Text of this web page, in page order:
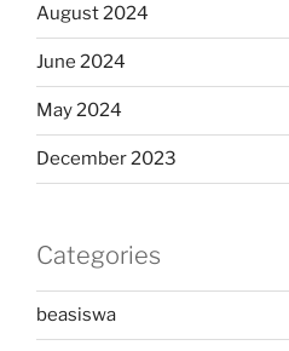
August 2024
June 2024
May 2024
December 2023
Categories
beasiswa